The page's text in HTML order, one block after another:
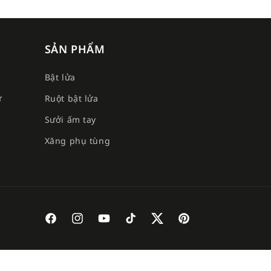
SẢN PHẨM
Bật lửa
Ruột bật lửa
Sưởi ấm tay
Xăng phụ tùng
FacebookInstagramYouTubeTikTok TwitterPinterest